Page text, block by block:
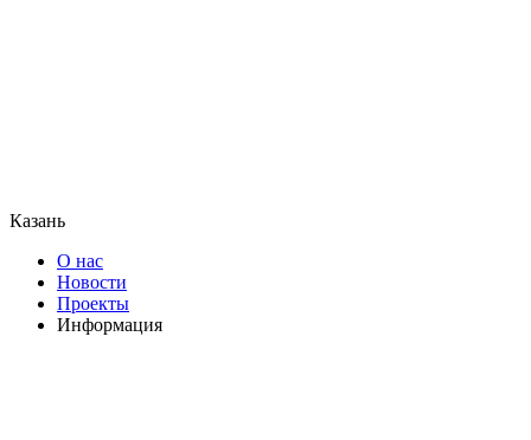
Казань
О нас
Новости
Проекты
Информация